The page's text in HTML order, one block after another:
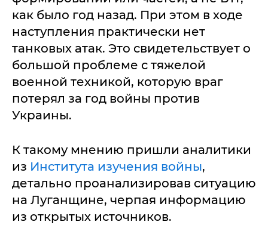
как было год назад. При этом в ходе
наступления практически нет
танковых атак. Это свидетельствует о
большой проблеме с тяжелой
военной техникой, которую враг
потерял за год войны против
Украины.
К такому мнению пришли аналитики
из Института изучения войны,
детально проанализировав ситуацию
на Луганщине, черпая информацию
из открытых источников.